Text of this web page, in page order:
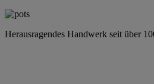
Herausragendes Handwerk seit über